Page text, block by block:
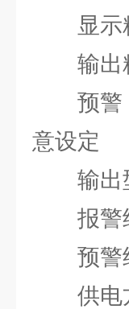
显示
输出
预警，
意设定
输出型
报警继
预警继
供电方